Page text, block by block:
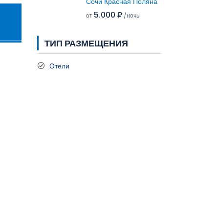
от 5.000 ₽ /ночь
ТИП РАЗМЕЩЕНИЯ
Отели